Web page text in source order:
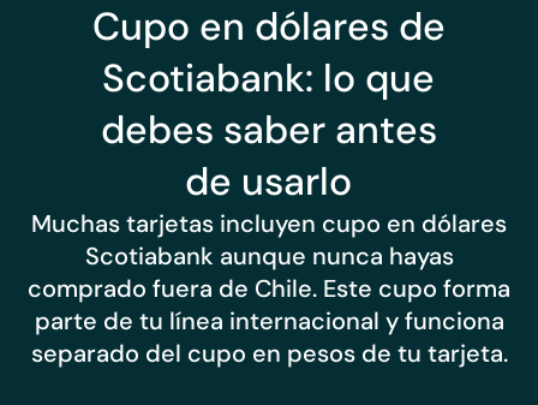
Cupo en dólares de
Scotiabank: lo que
debes saber antes
de usarlo
Muchas tarjetas incluyen cupo en dólares
Scotiabank aunque nunca hayas
comprado fuera de Chile. Este cupo forma
parte de tu línea internacional y funciona
separado del cupo en pesos de tu tarjeta.